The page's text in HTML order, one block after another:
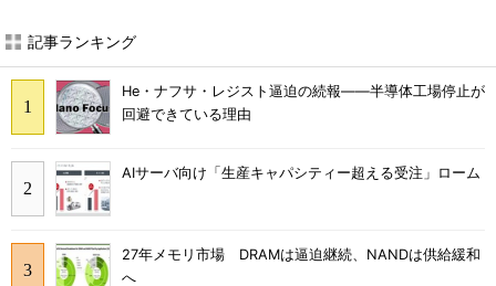
記事ランキング
He・ナフサ・レジスト逼迫の続報――半導体工場停止が
回避できている理由
AIサーバ向け「生産キャパシティー超える受注」ローム
27年メモリ市場 DRAMは逼迫継続、NANDは供給緩和
へ